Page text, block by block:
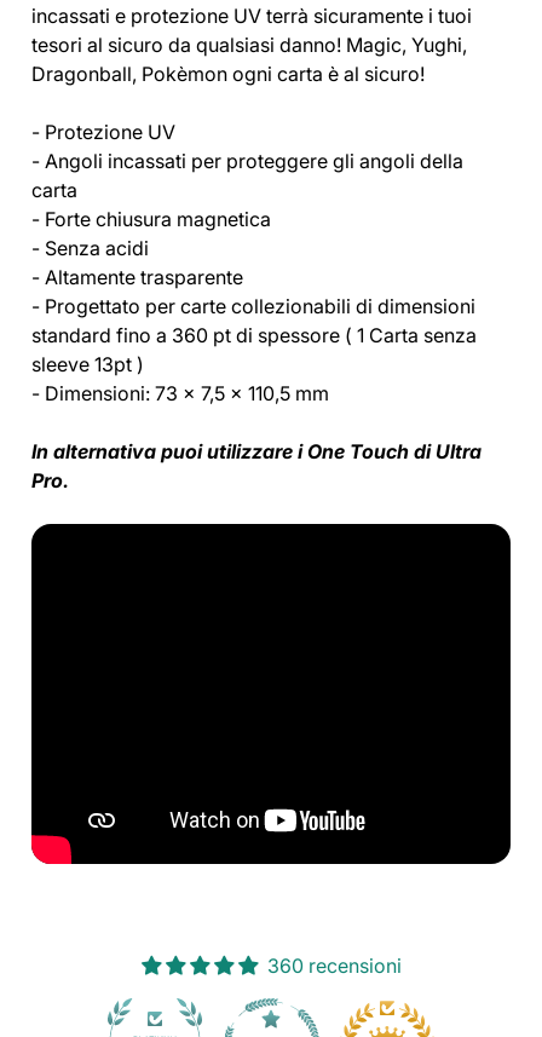
incassati e protezione UV terrà sicuramente i tuoi
tesori al sicuro da qualsiasi danno! Magic, Yughi,
Dragonball, Pokèmon ogni carta è al sicuro!
- Protezione UV
- Angoli incassati per proteggere gli angoli della
carta
- Forte chiusura magnetica
- Senza acidi
- Altamente trasparente
- Progettato per carte collezionabili di dimensioni
standard fino a 360 pt di spessore ( 1 Carta senza
sleeve 13pt )
- Dimensioni: 73 x 7,5 x 110,5 mm
In alternativa puoi utilizzare i One Touch di Ultra
Pro.
360 recensioni